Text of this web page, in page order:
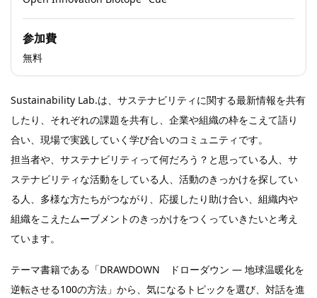
参加費
無料
Sustainability Lab.は、サステナビリティに関する最新情報を共有
したり、それぞれの課題を共有し、企業や組織の枠をこえて語り
合い、現場で実践していく学び合いのコミュニティです。
担当者や、サステナビリティって何だろう？と思っている人、サ
ステナビリティな活動をしている人、活動のきっかけを探してい
る人、多様な方たちがつながり、応援したり助け合い、組織内や
組織をこえたムーブメントのきっかけをつくっていきたいと考え
ています。
テーマ書籍である「DRAWDOWN ドローダウン ― 地球温暖化を
逆転させる100の方法」から、気になるトピックを選び、対話を進